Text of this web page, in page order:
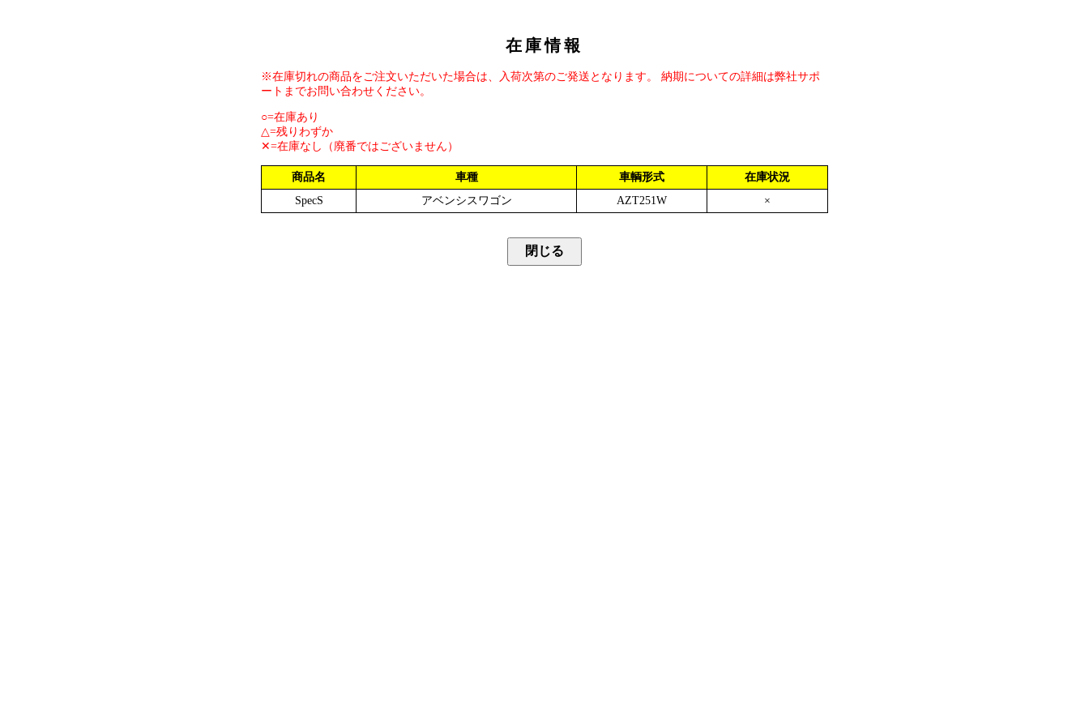
在庫情報
※在庫切れの商品をご注文いただいた場合は、入荷次第のご発送となります。 納期についての詳細は弊社サポ
ートまでお問い合わせください。
○=在庫あり
△=残りわずか
✕=在庫なし（廃番ではございません）
商品名 車種 車輌形式
在庫状況
SpecS
アベンシスワゴン AZT251W ×